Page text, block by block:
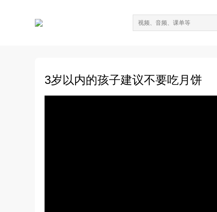
3岁以内的孩子建议不要吃月饼